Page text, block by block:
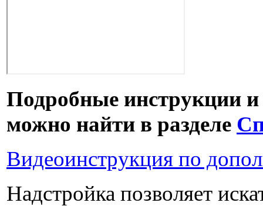
Подробные инструкции
можно найти в разделе
Видеоинструкция по
Надстройка позволяет